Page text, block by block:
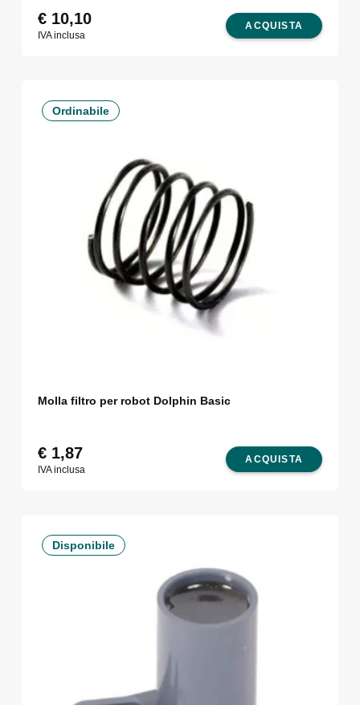
ACQUISTA
€10,10
IVA inclusa
Ordinabile
Molla filtro per robot Dolphin Basic
ACQUISTA
€1,87
IVA inclusa
Disponibile